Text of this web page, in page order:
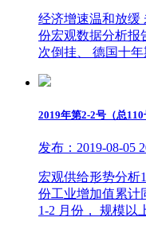
经济增速温和放
份宏观数据分析报
次倒挂、 德国十
2019年第2-2号（总
发布：2019-08-05
宏观供给形势分析
份工业增加值累计
1-2 月份， 规模以